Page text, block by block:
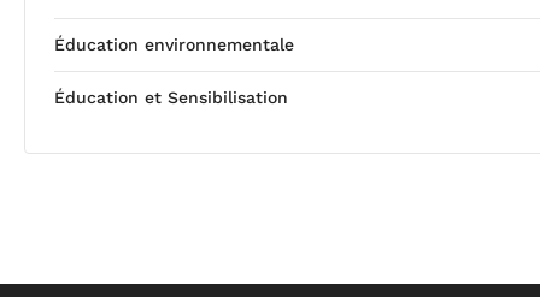
Éducation environnementale
Éducation et Sensibilisation